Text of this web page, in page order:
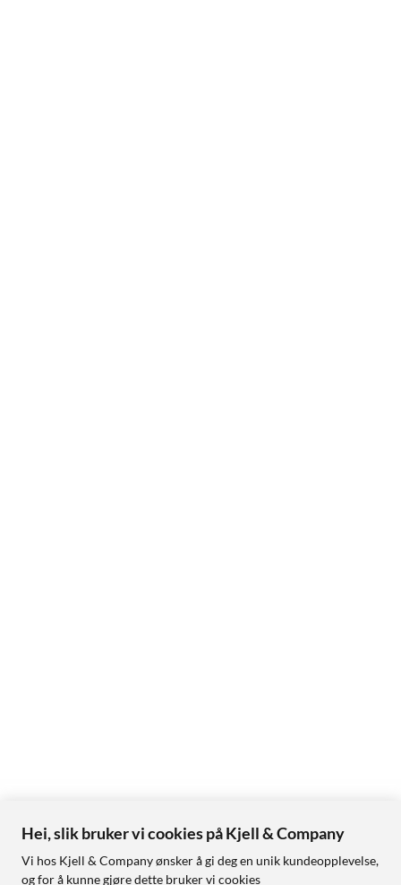
Hei, slik bruker vi cookies på Kjell & Company
Vi hos Kjell & Company ønsker å gi deg en unik kundeopplevelse,
og for å kunne gjøre dette bruker vi cookies